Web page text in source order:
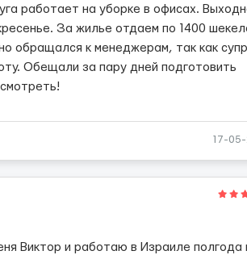
работает на уборке в офисах.
За жилье отдаем по 1400
обращался к менеджерам, так как
Обещали за пару дней подготовить
17-
Виктор и работаю в Израиле полгода